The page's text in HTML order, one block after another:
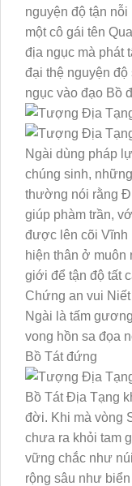
nguyện độ tận
một cô gái tên
địa ngục mà phát
đại thệ nguyện
ngục vào đạo Bồ
Ngài dùng pháp
chúng sinh,
thường nói rằng
giúp phàm trần,
được lên cõi
hiện thân ở muôn
giới để tận độ tất
Chứng an vui
Ngài là tấm
vong hồn sa đọa
Bồ Tát đứng
Bồ Tát Địa Tạng
đời. Khi mà vòng
chưa ra khỏi tam
vững chắc như
rộng sâu như biển